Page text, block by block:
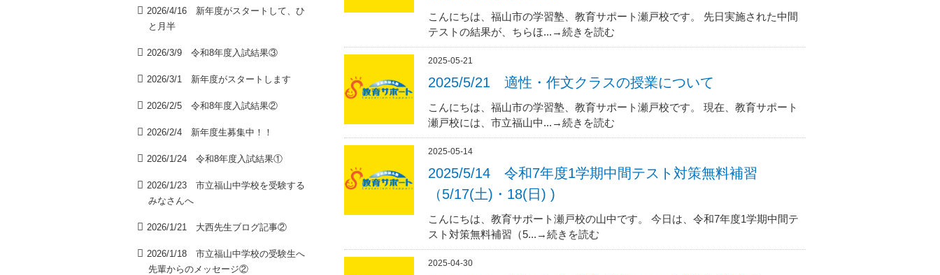
こんにちは、福山市の学習塾、教育サポート瀬戸校です。 先日実施された中間
テストの結果が、ちらほ...→続きを読む
2025-05-21
2025/5/21 適性・作文クラスの授業について
こんにちは、福山市の学習塾、教育サポート瀬戸校です。 現在、教育サポート
瀬戸校には、市立福山中...→続きを読む
2025-05-14
2025/5/14 令和7年度1学期中間テスト対策無料補習
（5/17(土)・18(日) )
こんにちは、教育サポート瀬戸校の山中です。 今日は、令和7年度1学期中間テ
スト対策無料補習（5...→続きを読む
2025-04-30
2026/4/16 新年度がスタートして、ひ
と月半
2026/3/9 令和8年度入試結果③
2026/3/1 新年度がスタートします
2026/2/5 令和8年度入試結果②
2026/2/4 新年度生募集中！！
2026/1/24 令和8年度入試結果①
2026/1/23 市立福山中学校を受験する
みなさんへ
2026/1/21 大西先生ブログ記事②
2026/1/18 市立福山中学校の受験生へ
先輩からのメッセージ②